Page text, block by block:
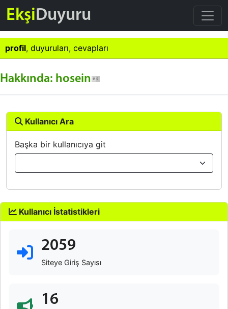
EkşiDuyuru
profil, duyuruları, cevapları
Hakkında: hosein
Kullanıcı Ara
Başka bir kullanıcıya git
Kullanıcı İstatistikleri
2059
Siteye Giriş Sayısı
16